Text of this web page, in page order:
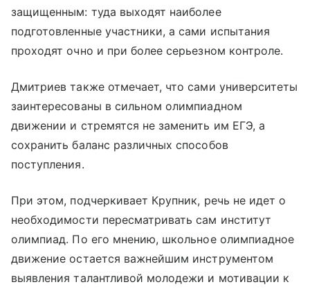
защищенным: туда выходят наиболее
подготовленные участники, а сами испытания
проходят очно и при более серьезном контроле.
Дмитриев также отмечает, что сами университеты
заинтересованы в сильном олимпиадном
движении и стремятся не заменить им ЕГЭ, а
сохранить баланс различных способов
поступления.
При этом, подчеркивает Крупник, речь не идет о
необходимости пересматривать сам институт
олимпиад. По его мнению, школьное олимпиадное
движение остается важнейшим инструментом
выявления талантливой молодежи и мотивации к